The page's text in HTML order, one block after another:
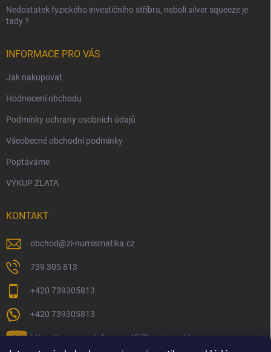
Nedostatek fyzického investičního stříbra, neboli silver squeeze je
tady ?
INFORMACE PRO VÁS
Jak nakupovat
Hodnocení obchodu
Podmínky ochrany osobních údajů
Všeobecné obchodní podmínky
Poptáváme
VÝKUP ZLATA
KONTAKT
obchod@zi-numismatika.cz
739 305 813
+420 739305813
+420 739305813
https://www.youtube.com/@ZInumismatika